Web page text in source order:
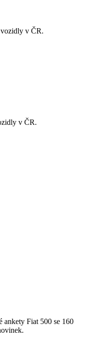
v ČR.
v ČR.
ankety Fiat 500 se 160